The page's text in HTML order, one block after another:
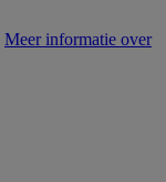
Meer informatie over